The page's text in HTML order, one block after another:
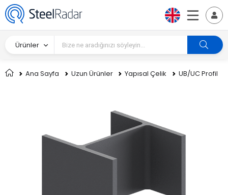
Ürünler
Ana Sayfa Uzun Ürünler Yapısal Çelik UB/UC Profil